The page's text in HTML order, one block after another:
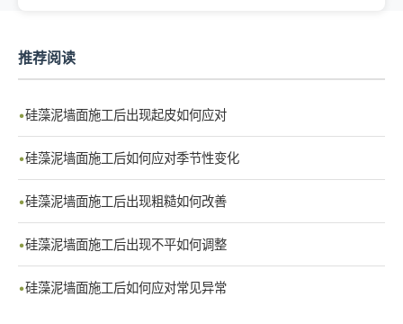
推荐阅读
硅藻泥墙面施工后出现起皮如何应对
硅藻泥墙面施工后如何应对季节性变化
硅藻泥墙面施工后出现粗糙如何改善
硅藻泥墙面施工后出现不平如何调整
硅藻泥墙面施工后如何应对常见异常